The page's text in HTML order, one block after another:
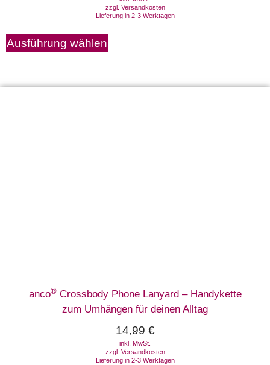
zzgl. Versandkosten
Lieferung in 2-3 Werktagen
Ausführung wählen
anco®Crossbody Phone Lanyard – Handykette
zum Umhängen für deinen Alltag
14,99 €
inkl. MwSt.
zzgl. Versandkosten
Lieferung in 2-3 Werktagen